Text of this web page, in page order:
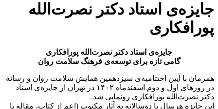
جایزه‌ی استاد دکتر نصرت‌الله
پورافکاری
جایزه‌ی استاد دکتر نصرت‌الله پورافکاری
گامی تازه برای توسعه‌ی فرهنگ سلامت روان
همزمان با آیین اختتامیه‌ی سیزدهمین همایش سلامت روان و رسانه
در روزهای اول و دوم اسفندماه ۱۴۰۲ در تهران از جایزه‌ی استاد
دکتر نصرت‌الله پورافکاری رونمایی شد.
این جایزه هرسال یا دوسالانه به آثار مکتوب (اعم از کتاب، مقاله یا